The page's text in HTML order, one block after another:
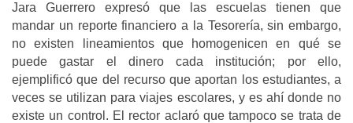
Jara Guerrero expresó que las escuelas tienen que
mandar un reporte financiero a la Tesorería, sin embargo,
no existen lineamientos que homogenicen en qué se
puede gastar el dinero cada institución; por ello,
ejemplificó que del recurso que aportan los estudiantes, a
veces se utilizan para viajes escolares, y es ahí donde no
existe un control. El rector aclaró que tampoco se trata de